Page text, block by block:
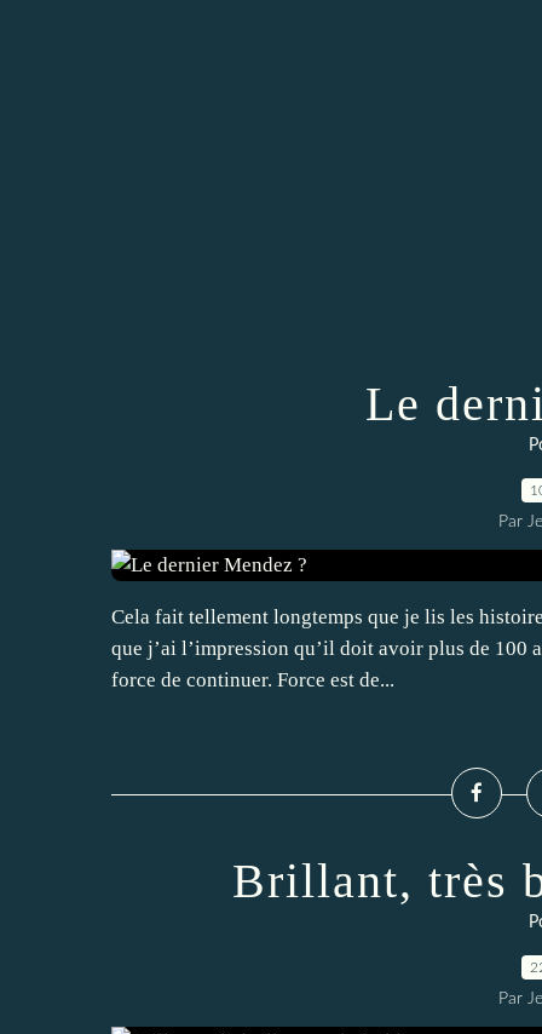
Le
Par
Cela fait tellement longtemps que je lis les
que j’ai l’impression qu’il doit avoir plus de 100
force de continuer. Force est de...
Brillant, très
Par